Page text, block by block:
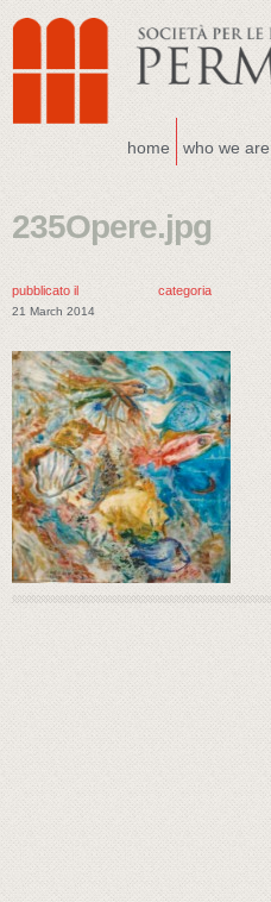
home who we are
235Opere.jpg
pubblicato il
21 March 2014
categoria